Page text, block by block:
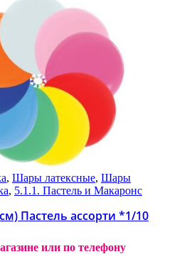
, Шары латексные, Шары
, 5.1.1. Пастель и Макаронс
Пастель ассорти *1/10
или по телефону